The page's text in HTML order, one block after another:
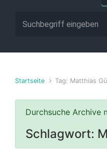
Startseite Tag: Matthias
Durchsuche Archive
Schlagwort: